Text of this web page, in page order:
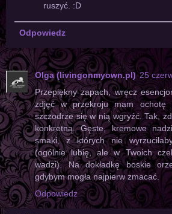
ruszyć. :D
Odpowiedz
Olga (livingonmyown.pl) 25
Przepiękny zapach, wręcz
zdjęć w przekroju mam ochotę
szczodrze się w nią wgryźć. Tak,
konkretną. Gęste, kremowe
smaki, z których nie
(ogólnie lubię, ale w Twoich
wadzi). Na dokładkę boskie
gdybym mogła najpierw zmacać.
Odpowiedz